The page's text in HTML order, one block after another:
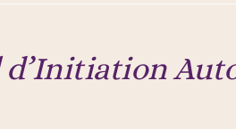
d’Initiation